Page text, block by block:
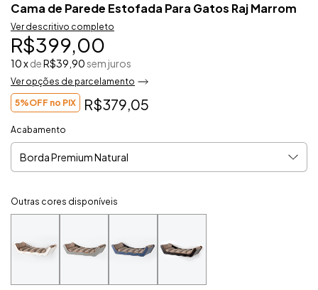
Cama de Parede Estofada Para Gatos Raj Marrom
Ver descritivo completo
R$399,00
10xdeR$39,90sem juros
Ver opções de parcelamento
5%OFF no PIX R$379,05
Acabamento
Outras cores disponíveis